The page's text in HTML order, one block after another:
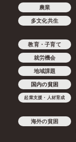
農業
多文化共生
教育・子育て
就労機会
地域課題
国内の貧困
起業支援・人材育成
海外の貧困